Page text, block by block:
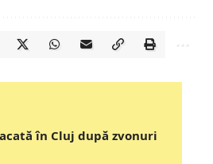
în Cluj după zvonuri